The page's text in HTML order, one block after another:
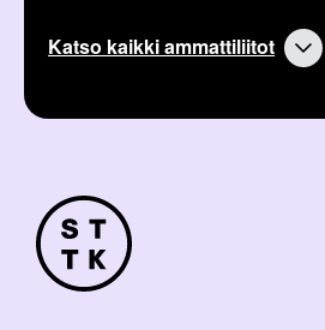
Katso kaikki ammattiliitot